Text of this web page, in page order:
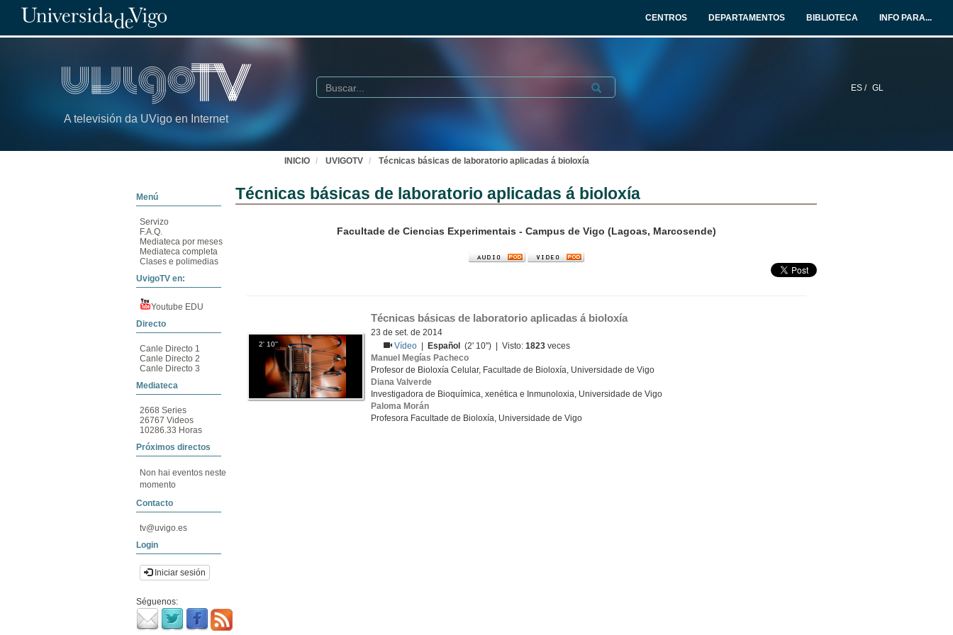
CENTROS DEPARTAMENTOS BIBLIOTECA INFO PARA...
A televisión da UVigo en Internet
ES / GL
Buscar Submit
INICIO UVIGOTV Técnicas básicas de laboratorio aplicadas á bioloxía
Menú
Servizo
F.A.Q.
Mediateca por meses
Mediateca completa
Clases e polimedias
UvigoTV en:
Youtube EDU
Directo
Canle Directo 1
Canle Directo 2
Canle Directo 3
Mediateca
2668 Series
26767 Videos
10286.33 Horas
Próximos directos
Non hai eventos neste
momento
Contacto
tv@uvigo.es
Login
Iniciar sesión
Séguenos:
Técnicas básicas de laboratorio aplicadas á bioloxía
Facultade de Ciencias Experimentais - Campus de Vigo (Lagoas, Marcosende)
2' 10''
Técnicas básicas de laboratorio aplicadas á bioloxía
23 de set. de 2014
Vídeo
Español (2' 10'') | Visto:1823 veces
Manuel Megías Pacheco
Profesor de Bioloxía Celular, Facultade de Bioloxía, Universidade de Vigo
Diana Valverde
Investigadora de Bioquímica, xenética e Inmunoloxia, Universidade de Vigo
Paloma Morán
Profesora Facultade de Bioloxía, Universidade de Vigo